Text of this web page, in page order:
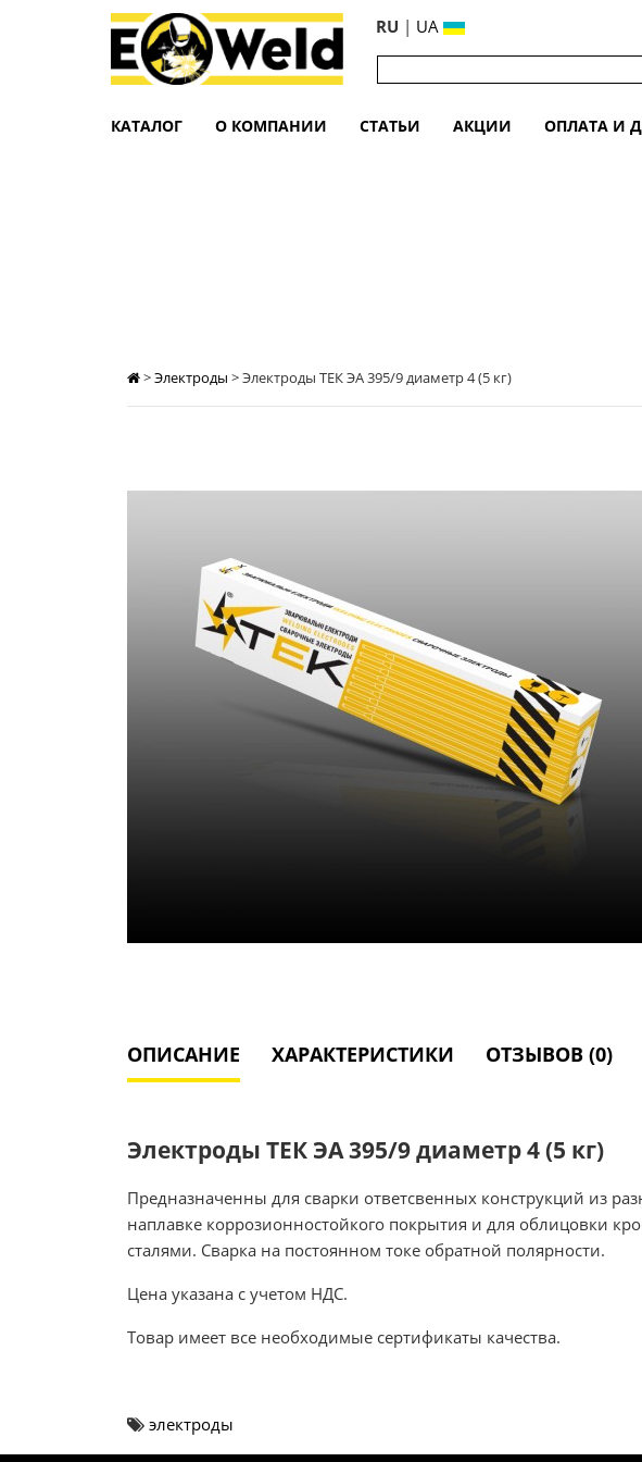
RU | UA
КАТАЛОГ О КОМПАНИИ СТАТЬИ АКЦИИ ОПЛАТА И
>Электроды >Электроды ТЕК ЭА 395/9 диаметр 4 (5 кг)
ОПИСАНИЕ ХАРАКТЕРИСТИКИ ОТЗЫВОВ (0)
Электроды ТЕК ЭА 395/9 диаметр 4 (5 кг)
Предназначенны для сварки ответсвенных конструкций из
наплавке коррозионностойкого покрытия и для облицовки
сталями. Сварка на постоянном токе обратной полярности.
Цена указана с учетом НДС.
Товар имеет все необходимые сертификаты качества.
электроды